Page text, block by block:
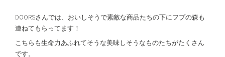
DOORSさんでは、おいしそうで素敵な商品たちの下にフプの森も
連ねてもらってます！
こちらも生命力あふれてそうな美味しそうなものたちがたくさん
です。